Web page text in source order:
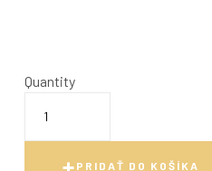
Quantity
PRIDAŤ DO KOŠÍKA